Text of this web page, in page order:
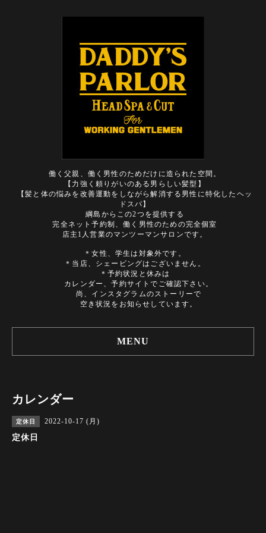
働く父親、働く男性のためだけに造られた空間。
【力強く頼りがいのある男らしい髪型】
【髪と体の悩みを改善運動をしながら解消する男性に特化したヘッ
ドスパ】
綱島からこの2つを提供する
完全ネット予約制、働く男性のための完全個室
店主1人営業のマンツーマンサロンです。
＊女性、学生は対象外です。
＊当店、シェービングはございません。
＊予約状況と休みは
カレンダー、予約サイトでご確認下さい。
尚、インスタグラムのストーリーで
空き状況をお知らせしています。
MENU
カレンダー
定休日 2022-10-17 (月)
定休日